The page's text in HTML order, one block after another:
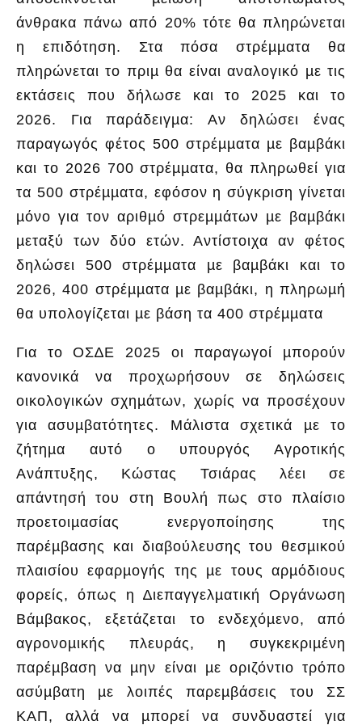
άνθρακα πάνω από 20% τότε θα πληρώνεται
η επιδότηση. Στα πόσα στρέµµατα θα
πληρώνεται το πριµ θα είναι αναλογικό µε τις
εκτάσεις που δήλωσε και το 2025 και το
2026. Για παράδειγµα: Αν δηλώσει ένας
παραγωγός φέτος 500 στρέµµατα µε βαµβάκι
και το 2026 700 στρέµµατα, θα πληρωθεί για
τα 500 στρέµµατα, εφόσον η σύγκριση γίνεται
µόνο για τον αριθµό στρεµµάτων µε βαµβάκι
µεταξύ των δύο ετών. Αντίστοιχα αν φέτος
δηλώσει 500 στρέµµατα µε βαµβάκι και το
2026, 400 στρέµµατα µε βαµβάκι, η πληρωµή
θα υπολογίζεται µε βάση τα 400 στρέµµατα
Για το ΟΣ∆Ε 2025 οι παραγωγοί µπορούν
κανονικά να προχωρήσουν σε δηλώσεις
οικολογικών σχηµάτων, χωρίς να προσέχουν
για ασυµβατότητες. Μάλιστα σχετικά µε το
ζήτηµα αυτό ο υπουργός Αγροτικής
Ανάπτυξης, Κώστας Τσιάρας λέει σε
απάντησή του στη Βουλή πως στο πλαίσιο
προετοιµασίας ενεργοποίησης της
παρέµβασης και διαβούλευσης του θεσµικού
πλαισίου εφαρµογής της µε τους αρµόδιους
φορείς, όπως η ∆ιεπαγγελµατική Οργάνωση
Βάµβακος, εξετάζεται το ενδεχόµενο, από
αγρονοµικής πλευράς, η συγκεκριµένη
παρέµβαση να µην είναι µε οριζόντιο τρόπο
ασύµβατη µε λοιπές παρεµβάσεις του ΣΣ
ΚΑΠ, αλλά να µπορεί να συνδυαστεί για